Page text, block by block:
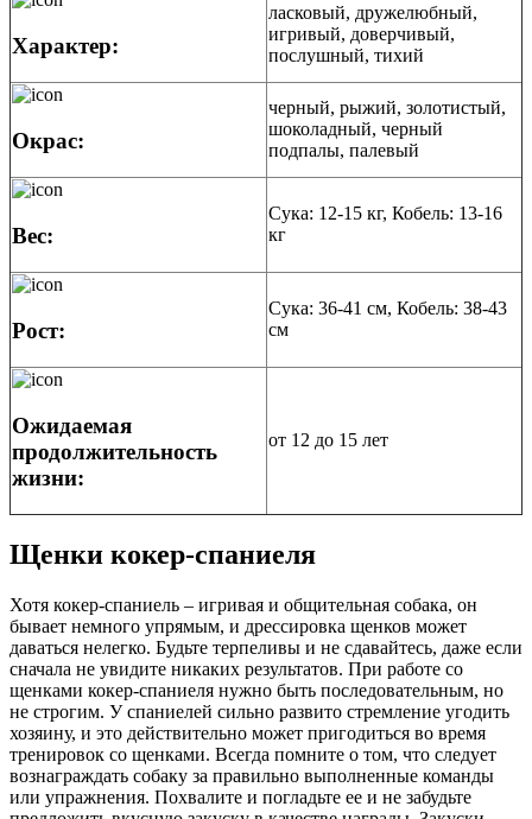
Характер:
ласковый, дружелюбный,
игривый, доверчивый,
послушный, тихий
Окрас:
черный, рыжий, золотистый,
шоколадный, черный
подпалы, палевый
Вес:
Сука: 12-15 кг, Кобель: 13-16
кг
Рост:
Сука: 36-41 см, Кобель: 38-43
см
Ожидаемая
продолжительность
жизни:
от 12 до 15 лет
Щенки кокер-спаниеля
Хотя кокер-спаниель – игривая и общительная собака, он
бывает немного упрямым, и дрессировка щенков может
даваться нелегко. Будьте терпеливы и не сдавайтесь, даже если
сначала не увидите никаких результатов. При работе со
щенками кокер-спаниеля нужно быть последовательным, но
не строгим. У спаниелей сильно развито стремление угодить
хозяину, и это действительно может пригодиться во время
тренировок со щенками. Всегда помните о том, что следует
вознаграждать собаку за правильно выполненные команды
или упражнения. Похвалите и погладьте ее и не забудьте